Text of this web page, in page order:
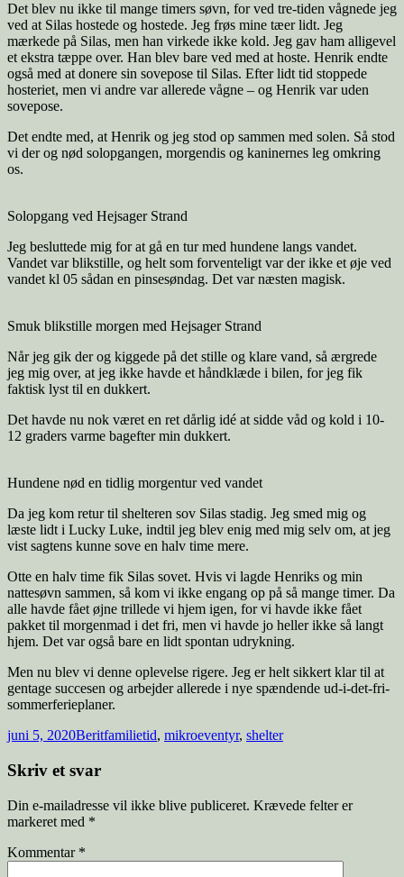
Det blev nu ikke til mange timers søvn, for ved tre-tiden vågnede jeg
ved at Silas hostede og hostede. Jeg frøs mine tæer lidt. Jeg
mærkede på Silas, men han virkede ikke kold. Jeg gav ham alligevel
et ekstra tæppe over. Han blev bare ved med at hoste. Henrik endte
også med at donere sin sovepose til Silas. Efter lidt tid stoppede
hosteriet, men vi andre var allerede vågne – og Henrik var uden
sovepose.
Det endte med, at Henrik og jeg stod op sammen med solen. Så stod
vi der og nød solopgangen, morgendis og kaninernes leg omkring
os.
Solopgang ved Hejsager Strand
Jeg besluttede mig for at gå en tur med hundene langs vandet.
Vandet var blikstille, og helt som forventeligt var der ikke et øje ved
vandet kl 05 sådan en pinsesøndag. Det var næsten magisk.
Smuk blikstille morgen med Hejsager Strand
Når jeg gik der og kiggede på det stille og klare vand, så ærgrede
jeg mig over, at jeg ikke havde et håndklæde i bilen, for jeg fik
faktisk lyst til en dukkert.
Det havde nu nok været en ret dårlig idé at sidde våd og kold i 10-
12 graders varme bagefter min dukkert.
Hundene nød en tidlig morgentur ved vandet
Da jeg kom retur til shelteren sov Silas stadig. Jeg smed mig og
læste lidt i Lucky Luke, indtil jeg blev enig med mig selv om, at jeg
vist sagtens kunne sove en halv time mere.
Otte en halv time fik Silas sovet. Hvis vi lagde Henriks og min
nattesøvn sammen, så kom vi ikke engang op på så mange timer. Da
alle havde fået øjne trillede vi hjem igen, for vi havde ikke fået
pakket til morgenmad i det fri, men vi havde jo heller ikke så langt
hjem. Det var også bare en lidt spontan udrykning.
Men nu blev vi denne oplevelse rigere. Jeg er helt sikkert klar til at
gentage succesen og arbejder allerede i nye spændende ud-i-det-fri-
sommerferieplaner.
juni 5, 2020Beritfamilietid, mikroeventyr, shelter
Skriv et svar
Din e-mailadresse vil ikke blive publiceret. Krævede felter er
markeret med *
Kommentar *